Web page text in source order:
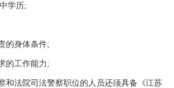
学历;
身体条件;
工作能力;
法院司法警察职位的人员还须具备《江苏